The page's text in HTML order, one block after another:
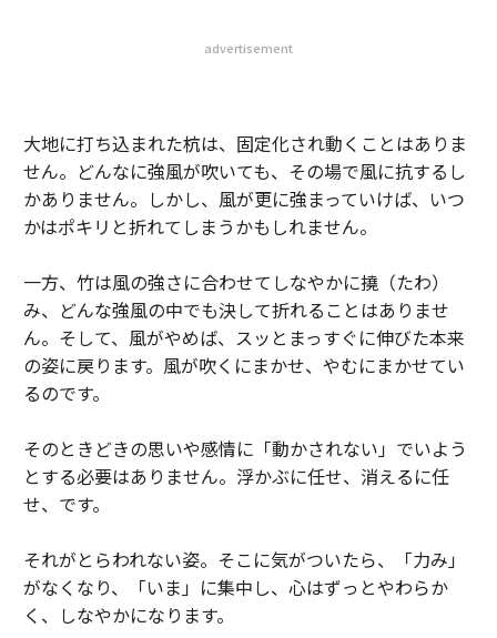
advertisement
大地に打ち込まれた杭は、固定化され動くことはありま
せん。どんなに強風が吹いても、その場で風に抗するし
かありません。しかし、風が更に強まっていけば、いつ
かはポキリと折れてしまうかもしれません。
一方、竹は風の強さに合わせてしなやかに撓（たわ）
み、どんな強風の中でも決して折れることはありませ
ん。そして、風がやめば、スッとまっすぐに伸びた本来
の姿に戻ります。風が吹くにまかせ、やむにまかせてい
るのです。
そのときどきの思いや感情に「動かされない」でいよう
とする必要はありません。浮かぶに任せ、消えるに任
せ、です。
それがとらわれない姿。そこに気がついたら、「力み」
がなくなり、「いま」に集中し、心はずっとやわらか
く、しなやかになります。